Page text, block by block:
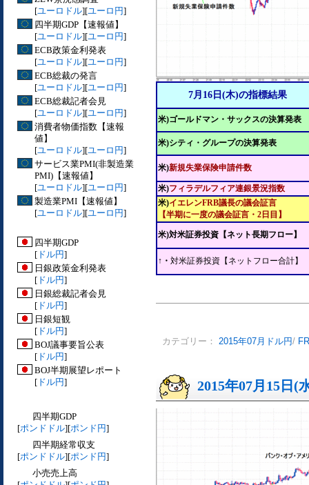
[ユーロドル][ユーロ円]
四半期GDP【速報値】
[ユーロドル][ユーロ円]
ECB政策金利発表
[ユーロドル][ユーロ円]
ECB総裁の発言
[ユーロドル][ユーロ円]
ECB総裁記者会見
[ユーロドル][ユーロ円]
消費者物価指数【速報
値】
[ユーロドル][ユーロ円]
サービス業PMI(非製造業
PMI)【速報値】
[ユーロドル][ユーロ円]
製造業PMI【速報値】
[ユーロドル][ユーロ円]
四半期GDP
[ ドル円]
日銀政策金利発表
[ ドル円]
日銀総裁記者会見
[ ドル円]
日銀短観
[ ドル円]
BOJ議事要旨公表
[ ドル円]
BOJ半期展望レポート
[ ドル円]
四半期GDP
[ポンドドル][ポンド円]
四半期経常収支
[ポンドドル][ポンド円]
小売売上高
7月16日(木)の指標結果
米)ゴールドマン・サックスの決算発表
米)シティ・グループの決算発表
米)新規失業保険申請件数
米)フィラデルフィア連銀景況指数
米)イエレンFRB議長の議会証言
【半期に一度の議会証言・2日目】
米)対米証券投資【ネット長期フロー】
↑・ 対米証券投資【ネットフロー合計】
カテゴリー： 2015年07月ドル円/
2015年07月15日(